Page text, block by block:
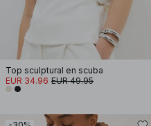
Top sculptural en scuba
EUR 34.96 EUR 49.95